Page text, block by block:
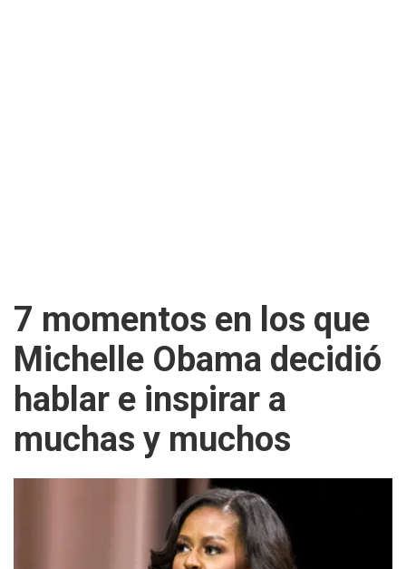
7 momentos en los que
Michelle Obama decidió
hablar e inspirar a
muchas y muchos